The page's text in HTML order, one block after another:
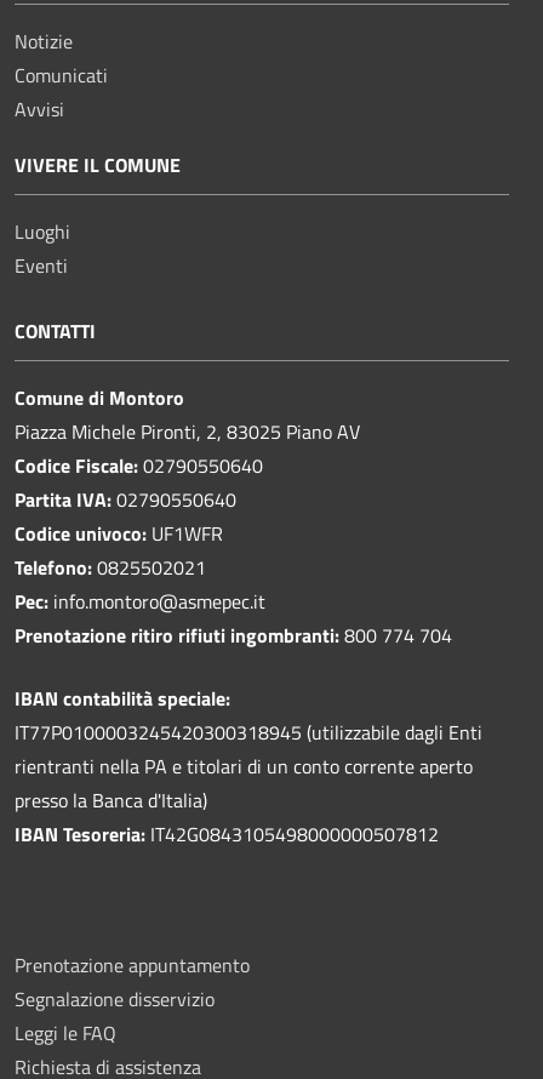
Notizie
Comunicati
Avvisi
VIVERE IL COMUNE
Luoghi
Eventi
CONTATTI
Comune di Montoro
Piazza Michele Pironti, 2, 83025 Piano AV
Codice Fiscale:02790550640
Partita IVA:02790550640
Codice univoco: UF1WFR
Telefono:0825502021
Pec: info.montoro@asmepec.it
Prenotazione ritiro rifiuti ingombranti:800 774 704
IBAN contabilità speciale:
IT77P0100003245420300318945 (utilizzabile dagli Enti
rientranti nella PA e titolari di un conto corrente aperto
presso la Banca d'Italia)
IBAN Tesoreria: IT42G0843105498000000507812
Prenotazione appuntamento
Segnalazione disservizio
Leggi le FAQ
Richiesta di assistenza